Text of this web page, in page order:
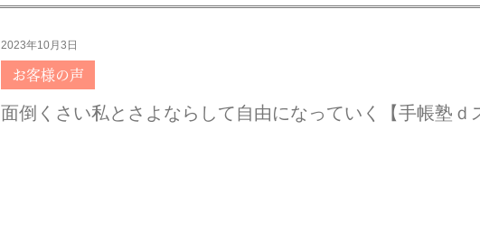
面倒くさい私とさよならして自由になっていく【手帳塾ｄ
お客様の声
2023年10月3日